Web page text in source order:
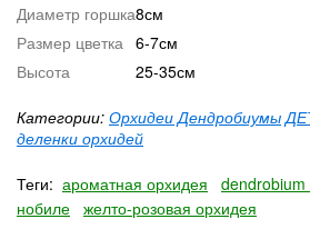
Диаметр горшка8см
Размер цветка 6-7см
Высота
25-35см
Категории: Орхидеи Дендробиумы
деленки орхидей
Теги: ароматная орхидея dendrobium
нобиле желто-розовая орхидея